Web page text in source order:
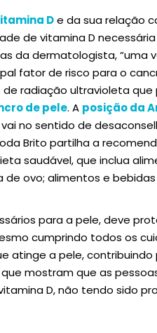
De da sua relação
de vitamina D
da dermatologista, “uma
fator de risco para o
radiação ultravioleta
de pele. A posição da
vai no sentido de
Brito partilha a
saudável, que inclua
de ovo; alimentos e bebidas
para a pele, deve
cumprindo todos os
atinge a pele, contribuindo
mostram que as
D, não tendo sido